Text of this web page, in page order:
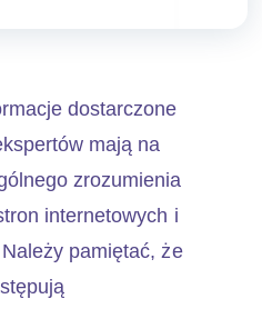
dostarczone
mają na
zrozumienia
internetowych i
pamiętać, że